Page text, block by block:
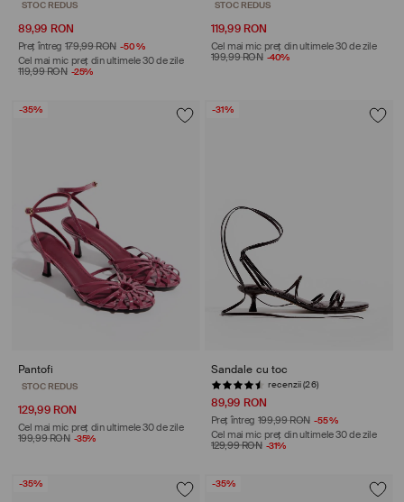
STOC REDUS
89,99 RON
Preț întreg 179,99 RON -50%
Cel mai mic preț din ultimele 30 de zile
119,99 RON -25%
STOC REDUS
119,99 RON
Cel mai mic preț din ultimele 30 de zile
199,99 RON -40%
-35%
Pantofi
STOC REDUS
129,99 RON
Cel mai mic preț din ultimele 30 de zile
199,99 RON -35%
-31%
Sandale cu toc
recenzii (26)
89,99 RON
Preț întreg 199,99 RON -55%
Cel mai mic preț din ultimele 30 de zile
129,99 RON -31%
-35% -35%